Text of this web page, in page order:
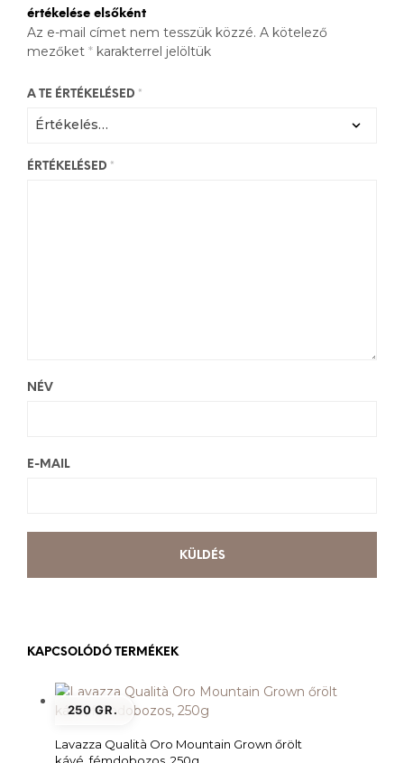
értékelése elsőként
Az e-mail címet nem tesszük közzé. A kötelező
mezőket * karakterrel jelöltük
A TE ÉRTÉKELÉSED *
ÉRTÉKELÉSED *
NÉV
E-MAIL
KAPCSOLÓDÓ TERMÉKEK
250 GR.
Lavazza Qualità Oro Mountain Grown őrölt